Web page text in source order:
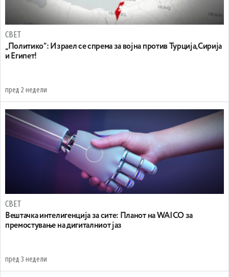
СВЕТ
„Политико“: Израел се спрема за војна против Турција,Сирија
и Египет!
пред 2 недели
СВЕТ
Вештачка интелигенција за сите: Планот на WAICO за
премостување на дигиталниот јаз
пред 3 недели